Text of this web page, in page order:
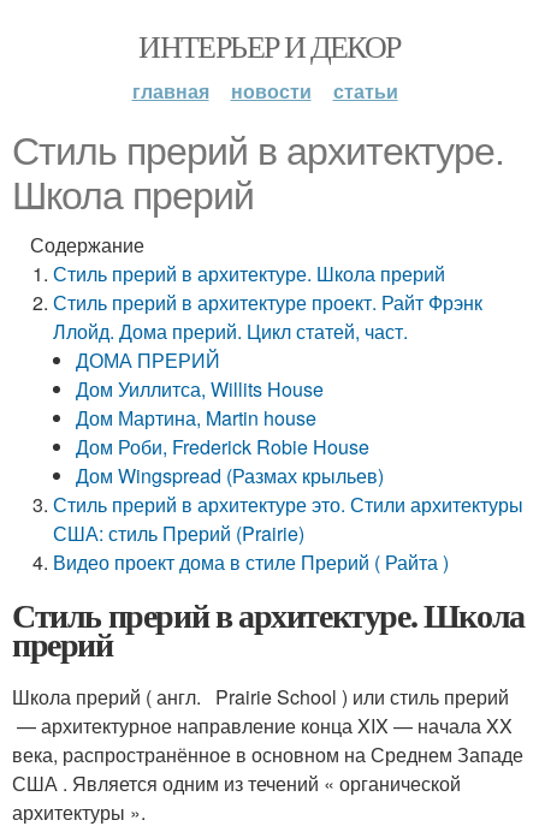
ИНТЕРЬЕР И ДЕКОР
главная новости статьи
Стиль прерий в архитектуре.
Школа прерий
Содержание
Стиль прерий в архитектуре. Школа прерий
Стиль прерий в архитектуре проект. Райт Фрэнк
Ллойд. Дома прерий. Цикл статей, част.
ДОМА ПРЕРИЙ
Дом Уиллитса, Willits House
Дом Мартина, Martin house
Дом Роби, Frederick Robie House
Дом Wingspread (Размах крыльев)
Стиль прерий в архитектуре это. Стили архитектуры
США: стиль Прерий (Prairie)
Видео проект дома в стиле Прерий ( Райта )
Стиль прерий в архитектуре. Школа
прерий
Школа прерий ( англ. Prairie School ) или стиль прерий
— архитектурное направление конца XIX — начала XX
века, распространённое в основном на Среднем Западе
США . Является одним из течений « органической
архитектуры ».